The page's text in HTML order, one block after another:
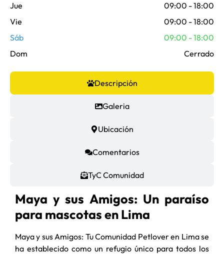
Descripción
Galeria
Ubicación
Comentarios
TyC Comunidad
Maya y sus Amigos: Un paraíso
para mascotas en Lima
Maya y sus Amigos: Tu Comunidad Petlover en Lima se
ha establecido como un refugio único para todos los
Jue
09:00 - 18:00
Vie
09:00 - 18:00
Sáb
09:00 - 18:00
Dom
Cerrado